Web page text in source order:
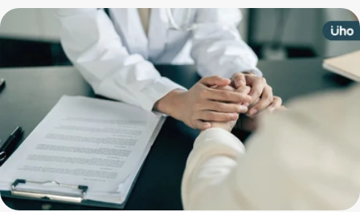
覺解便不乾淨等情形，甚至可能長期持續20年以上或終身便祕，將
對患者造成身體不適及心理壓力。